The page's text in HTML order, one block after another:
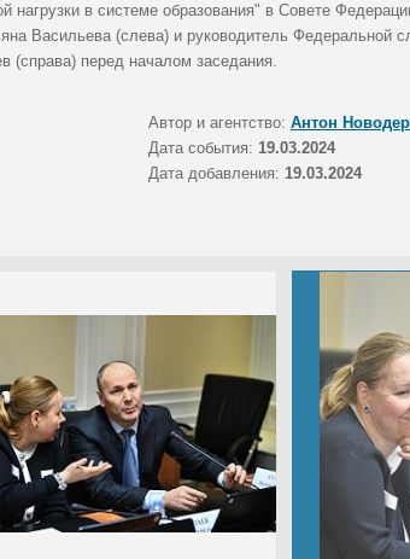
нагрузки в системе образования" в Совете
Васильева (слева) и руководитель Федеральной
(справа) перед началом заседания.
Автор и агентство: Антон
Дата события: 19.03.2024
Дата добавления: 19.03.2024